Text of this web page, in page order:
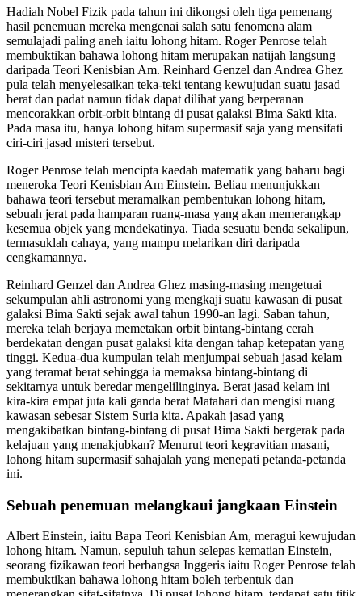
Hadiah Nobel Fizik pada tahun ini dikongsi oleh tiga pemenang
hasil penemuan mereka mengenai salah satu fenomena alam
semulajadi paling aneh iaitu lohong hitam. Roger Penrose telah
membuktikan bahawa lohong hitam merupakan natijah langsung
daripada Teori Kenisbian Am. Reinhard Genzel dan Andrea Ghez
pula telah menyelesaikan teka-teki tentang kewujudan suatu jasad
berat dan padat namun tidak dapat dilihat yang berperanan
mencorakkan orbit-orbit bintang di pusat galaksi Bima Sakti kita.
Pada masa itu, hanya lohong hitam supermasif saja yang mensifati
ciri-ciri jasad misteri tersebut.
Roger Penrose telah mencipta kaedah matematik yang baharu bagi
meneroka Teori Kenisbian Am Einstein. Beliau menunjukkan
bahawa teori tersebut meramalkan pembentukan lohong hitam,
sebuah jerat pada hamparan ruang-masa yang akan memerangkap
kesemua objek yang mendekatinya. Tiada sesuatu benda sekalipun,
termasuklah cahaya, yang mampu melarikan diri daripada
cengkamannya.
Reinhard Genzel dan Andrea Ghez masing-masing mengetuai
sekumpulan ahli astronomi yang mengkaji suatu kawasan di pusat
galaksi Bima Sakti sejak awal tahun 1990-an lagi. Saban tahun,
mereka telah berjaya memetakan orbit bintang-bintang cerah
berdekatan dengan pusat galaksi kita dengan tahap ketepatan yang
tinggi. Kedua-dua kumpulan telah menjumpai sebuah jasad kelam
yang teramat berat sehingga ia memaksa bintang-bintang di
sekitarnya untuk beredar mengelilinginya. Berat jasad kelam ini
kira-kira empat juta kali ganda berat Matahari dan mengisi ruang
kawasan sebesar Sistem Suria kita. Apakah jasad yang
mengakibatkan bintang-bintang di pusat Bima Sakti bergerak pada
kelajuan yang menakjubkan? Menurut teori kegravitian masani,
lohong hitam supermasif sahajalah yang menepati petanda-petanda
ini.
Sebuah penemuan melangkaui jangkaan Einstein
Albert Einstein, iaitu Bapa Teori Kenisbian Am, meragui kewujudan
lohong hitam. Namun, sepuluh tahun selepas kematian Einstein,
seorang fizikawan teori berbangsa Inggeris iaitu Roger Penrose telah
membuktikan bahawa lohong hitam boleh terbentuk dan